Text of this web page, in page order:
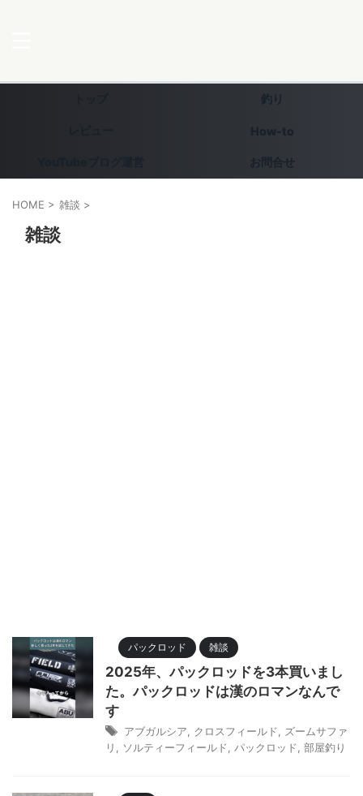
釣り
How-to
お問合せ
HOME > 雑談 >
雑談
パックロッド 雑談
2025年、パックロッドを3本買いまし
た。パックロッドは漢のロマンなんで
す
アブガルシア クロスフィールド
ズームサファ
リ
ソルティーフィールド パックロッド 部屋釣り